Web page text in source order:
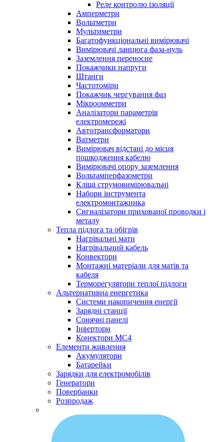
Реле контролю ізоляції
Амперметри
Вольтметри
Мультиметри
Багатофункціональні вимірювачі
Вимірювачі ланцюга фаза-нуль
Заземлення переносне
Покажчики напруги
Штанги
Частотоміри
Покажчик чергування фаз
Мікроомметри
Аналізатори параметрів
електромережі
Автотрансформатори
Ватметри
Вимірювач відстані до місця
пошкодження кабелю
Вимірювачі опору заземлення
Вольтамперфазометри
Кліщі струмовимірювальні
Набори інструмента
електромонтажника
Сигналізатори прихованої проводки і
металу
Тепла підлога та обігрів
Нагрівальні мати
Нагрівальний кабель
Конвектори
Монтажні матеріали для матів та
кабеля
Терморегулятори теплої підлоги
Альтернативна енергетика
Системи накопичення енергії
Зарядні станції
Сонячні панелі
Інвертори
Конектори МС4
Елементи живлення
Акумулятори
Батарейки
Зарядки для електромобілів
Генератори
Повербанки
Розпродаж